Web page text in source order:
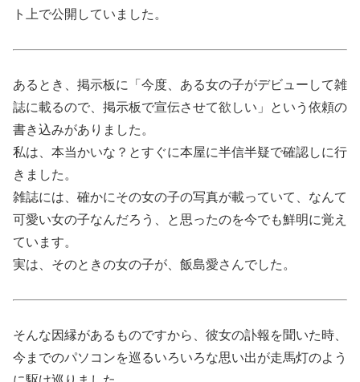
ト上で公開していました。
あるとき、掲示板に「今度、ある女の子がデビューして雑
誌に載るので、掲示板で宣伝させて欲しい」という依頼の
書き込みがありました。
私は、本当かいな？とすぐに本屋に半信半疑で確認しに行
きました。
雑誌には、確かにその女の子の写真が載っていて、なんて
可愛い女の子なんだろう、と思ったのを今でも鮮明に覚え
ています。
実は、そのときの女の子が、飯島愛さんでした。
そんな因縁があるものですから、彼女の訃報を聞いた時、
今までのパソコンを巡るいろいろな思い出が走馬灯のよう